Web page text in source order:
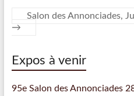
Salon des Annonciades,
→
Expos à venir
95e Salon des Annonciades